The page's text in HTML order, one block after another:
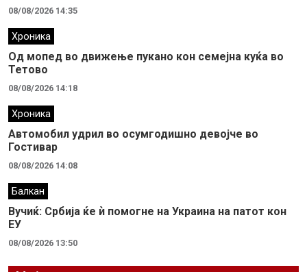
08/08/2026 14:35
Хроника
Од мопед во движење пукано кон семејна куќа во
Тетово
08/08/2026 14:18
Хроника
Автомобил удрил во осумгодишно девојче во
Гостивар
08/08/2026 14:08
Балкан
Вучиќ: Србија ќе ѝ помогне на Украина на патот кон
ЕУ
08/08/2026 13:50